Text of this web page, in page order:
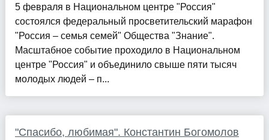
5 февраля в Национальном центре "Россия"
состоялся федеральный просветительский марафон
"Россия – семья семей" Общества "Знание".
Масштабное событие проходило в Национальном
центре "Россия" и объединило свыше пяти тысяч
молодых людей – п...
"Спасибо, любимая". Константин Богомолов